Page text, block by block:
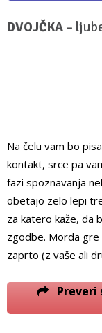
DVOJČKA –
Na čelu vam bo
kontakt, srce pa
fazi spoznavanja
obetajo zelo lepi
za katero kaže, da
zgodbe. Morda
zaprto (z vaše ali
Preveri